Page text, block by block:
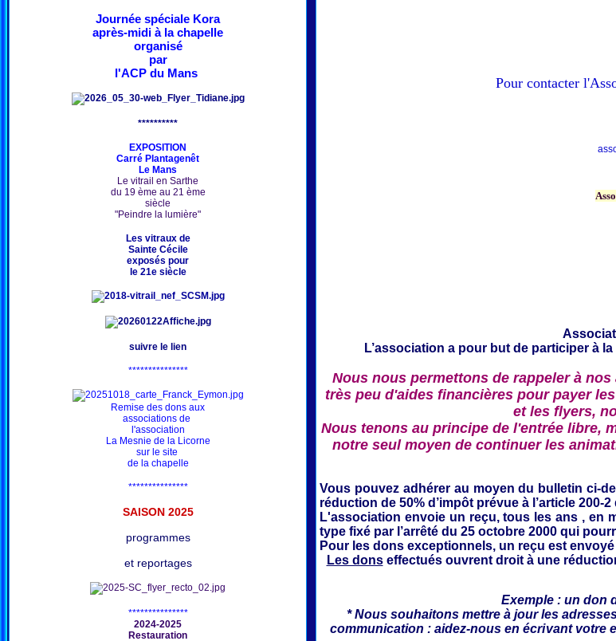
Journée spéciale Kora
après-midi à la chapelle
organisé
par
l'ACP du Mans
**********
EXPOSITION
Carré Plantagenêt
Le Mans
Le vitrail en Sarthe
du 19 ème au 21 ème
siècle
"Peindre la lumière"
Les vitraux de
Sainte Cécile
exposés pour
le 21e siècle
suivre le lien
***************
Remise des dons aux
associations de
l'association
La Mesnie de la Licorne
sur le site
de la chapelle
***************
SAISON 2025
programmes
et reportages
***************
2024-2025
Restauration
Pour contacter
L’association a pour but de participer à
Nous nous permettons de rappeler à
très peu d'aides financières pour payer
et les flyers,
Nous tenons au principe de l'entrée libre,
notre seul moyen de continuer les
Vous pouvez adhérer au moyen du bulletin ci-
réduction de 50% d’impôt prévue à l’article
L'association envoie un reçu,tous les ans , en
type fixé par l’arrêté du 25 octobre 2000 qui
Pour les dons exceptionnels, un reçu est
Les donseffectués ouvrent droit à une
Exemple : un don
* Nous souhaitons mettre à jourles
communication : aidez-nous en écrivant votre